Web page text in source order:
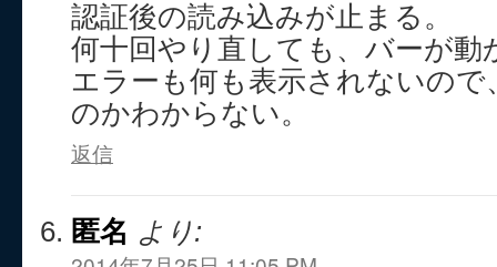
認証後の読み込みが止まる。
何十回やり直しても、バーが動
エラーも何も表示されないの
のかわからない。
返信
匿名 より: